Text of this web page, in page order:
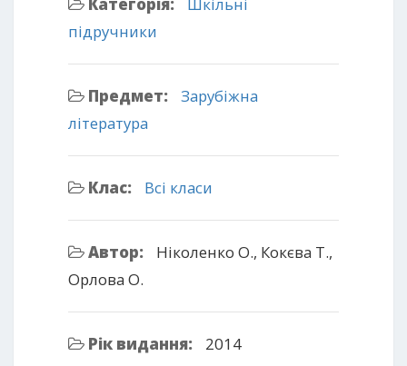
Категорія:
Шкільні
підручники
Предмет:
Зарубіжна
література
Клас: Всі класи
Автор:
Ніколенко О., Кокєва Т.,
Орлова О.
Рік видання: 2014